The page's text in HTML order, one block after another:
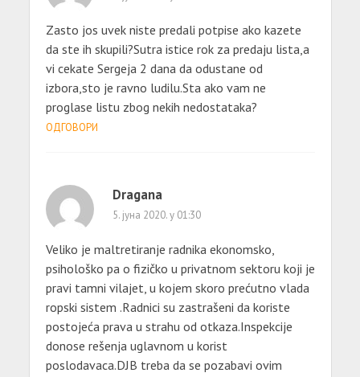
Zasto jos uvek niste predali potpise ako kazete
da ste ih skupili?Sutra istice rok za predaju lista,a
vi cekate Sergeja 2 dana da odustane od
izbora,sto je ravno ludilu.Sta ako vam ne
proglase listu zbog nekih nedostataka?
ОДГОВОРИ
Dragana
5. јуна 2020. у 01:30
Veliko je maltretiranje radnika ekonomsko,
psihološko pa o fizičko u privatnom sektoru koji je
pravi tamni vilajet, u kojem skoro prećutno vlada
ropski sistem .Radnici su zastrašeni da koriste
postojeća prava u strahu od otkaza.Inspekcije
donose rešenja uglavnom u korist
poslodavaca.DJB treba da se pozabavi ovim